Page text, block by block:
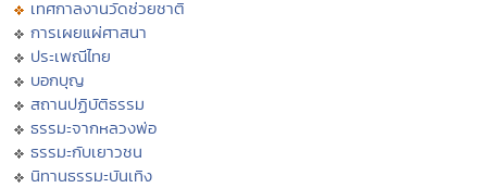
เทศกาลงานวัดช่วยชาติ
การเผยแผ่ศาสนา
ประเพณีไทย
บอกบุญ
สถานปฏิบัติธรรม
ธรรมะจากหลวงพ่อ
ธรรมะกับเยาวชน
นิทานธรรมะบันเทิง